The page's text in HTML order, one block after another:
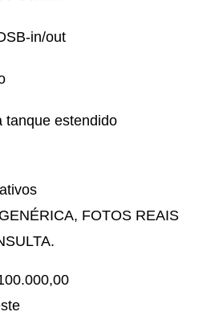
in/out
tanque estendido
FOTOS REAIS